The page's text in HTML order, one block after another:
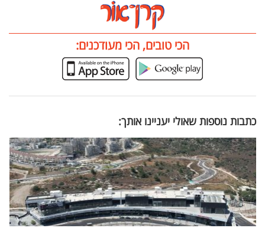
הכי טובים, הכי מעודכנים:
כתבות נוספות שאולי יעניינו אותך: